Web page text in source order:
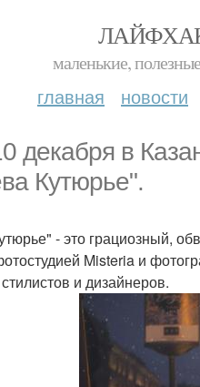
маленькие,
главная новости
декабря в
Кутюрье".
- это грациозный,
Misteria и
и дизайнеров.